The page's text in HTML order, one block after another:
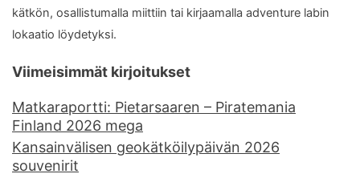
kätkön, osallistumalla miittiin tai kirjaamalla adventure labin
lokaatio löydetyksi.
Viimeisimmät kirjoitukset
Matkaraportti: Pietarsaaren – Piratemania
Finland 2026 mega
Kansainvälisen geokätköilypäivän 2026
souvenirit